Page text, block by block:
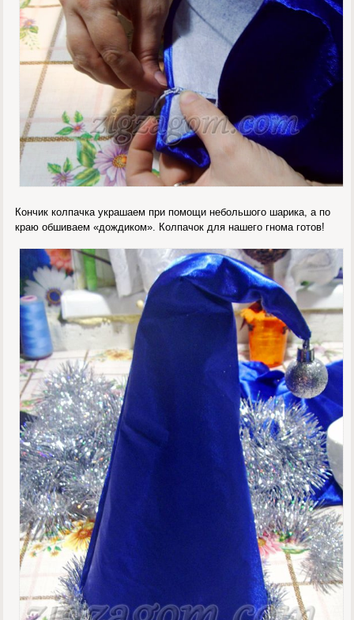
Кончик колпачка украшаем при помощи небольшого шарика, а по
краю обшиваем «дождиком». Колпачок для нашего гнома готов!